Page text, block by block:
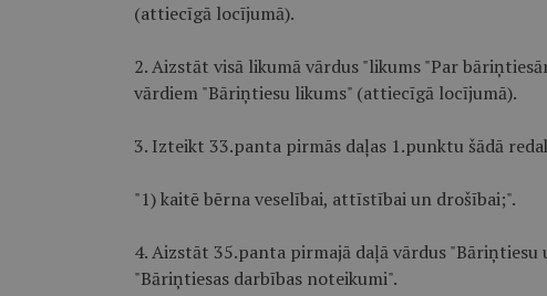
(attiecīgā locījumā).
2. Aizstāt visā likumā vārdus "likums "Par
vārdiem "Bāriņtiesu likums" (attiecīgā locījumā).
3. Izteikt 33.panta pirmās daļas 1.punktu šādā
"1) kaitē bērna veselībai, attīstībai un drošībai;".
4. Aizstāt 35.panta pirmajā daļā vārdus
"Bāriņtiesas darbības noteikumi".